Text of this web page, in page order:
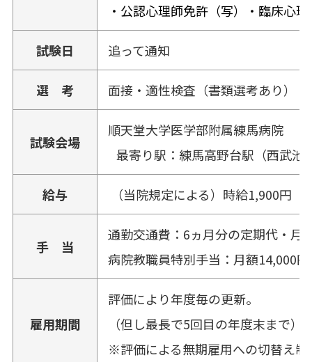
・公認心理師免許（写）・臨床心
試験日 追って通知
選 考 面接・適性検査（書類選考あり）
試験会場
順天堂大学医学部附属練馬病院
最寄り駅：練馬高野台駅（西武池
給与 （当院規定による）時給1,900円
手 当
通勤交通費：6ヵ月分の定期代・月
病院教職員特別手当：月額14,000
雇用期間
評価により年度毎の更新。
（但し最長で5回目の年度末まで）
※評価による無期雇用への切替え制